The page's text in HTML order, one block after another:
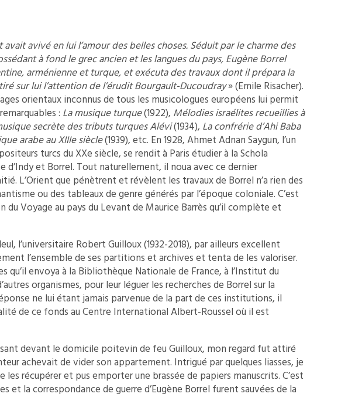
avait avivé en lui l’amour des belles choses. Séduit par le charme des
à fond le grec ancien et les langues du pays, Eugène Borrel
arménienne et turque, et exécuta des travaux dont il prépara la
sur lui l’attention de l’érudit Bourgault-Ducoudray» (Emile Risacher).
orientaux inconnus de tous les musicologues européens lui permit
: La musique turque(1922), Mélodies israélites recueillies à
secrète des tributs turques Alévi(1934), La confrérie d’Ahi Baba
arabe au XIIIe siècle(1939), etc. En 1928, Ahmet Adnan Saygun, l’un
turcs du XXe siècle, se rendit à Paris étudier à la Schola
d’Indy et Borrel. Tout naturellement, il noua avec ce dernier
L’Orient que pénètrent et révèlent les travaux de Borrel n’a rien des
ou des tableaux de genre générés par l’époque coloniale. C’est
Voyage au pays du Levant de Maurice Barrès qu’il complète et
l’universitaire Robert Guilloux (1932-2018), par ailleurs excellent
l’ensemble de ses partitions et archives et tenta de les valoriser.
qu’il envoya à la Bibliothèque Nationale de France, à l’Institut du
organismes, pour leur léguer les recherches de Borrel sur la
ne lui étant jamais parvenue de la part de ces institutions, il
de ce fonds au Centre International Albert-Roussel où il est
devant le domicile poitevin de feu Guilloux, mon regard fut attiré
achevait de vider son appartement. Intrigué par quelques liasses, je
les récupérer et pus emporter une brassée de papiers manuscrits. C’est
et la correspondance de guerre d’Eugène Borrel furent sauvées de la